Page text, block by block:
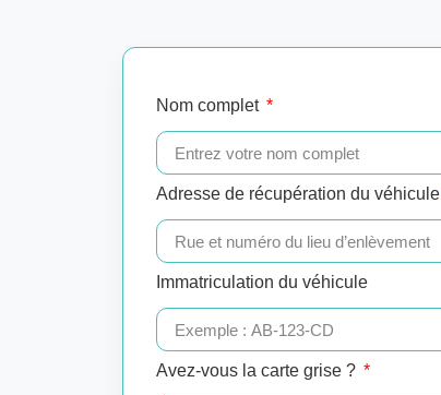
Nom complet
Adresse de récupération du véhicule
Immatriculation du véhicule
Avez-vous la carte grise ?